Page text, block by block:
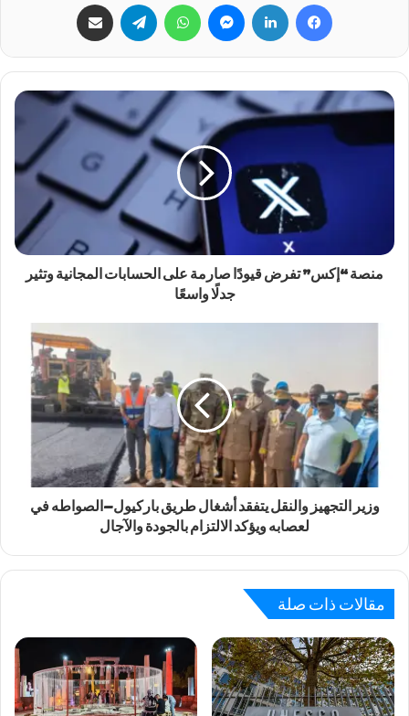
فيسبوك لينكدإن ماسنجر واتساب تيلقرام
منصة “إكس” تفرض قيودًا صارمة على الحسابات المجانية وتثير
جدلًا واسعًا
وزير التجهيز والنقل يتفقد أشغال طريق باركيول–الصواطه في
لعصابه ويؤكد الالتزام بالجودة والآجال
مقالات ذات صلة